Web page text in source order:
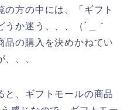
の方の中には、「ギフト
か迷う、、、（´＿｀
品の購入を決めかねてい
、、
と、ギフトモールの商品